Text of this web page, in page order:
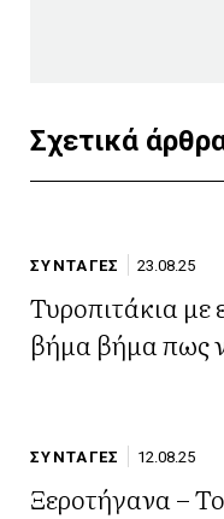
Σχετικά
ΣΥΝΤΑΓΕΣ 23.08.25
Τυροπιτάκια
βήμα βήμα πως
ΣΥΝΤΑΓΕΣ 12.08.25
Ξεροτήγανα – Το παραδοσιακό γλυκό της